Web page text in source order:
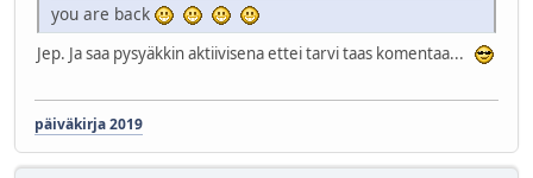
you are back
Jep. Ja saa pysyäkkin aktiivisena ettei tarvi taas komentaa...
päiväkirja 2019